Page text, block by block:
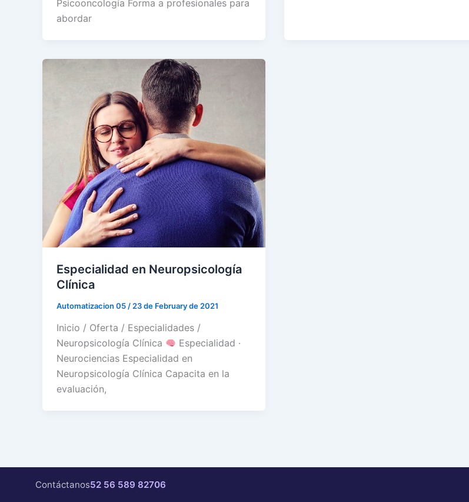
Psicooncología Forma a profesionales para
abordar
Especialidad en Neuropsicología
Clínica
Automatizacion 05 / 23 de February de 2021
Inicio / Oferta / Especialidades /
Neuropsicología Clínica
Especialidad ·
Neurociencias Especialidad en
Neuropsicología Clínica Capacita en la
evaluación,
Contáctanos52 56 589 82706